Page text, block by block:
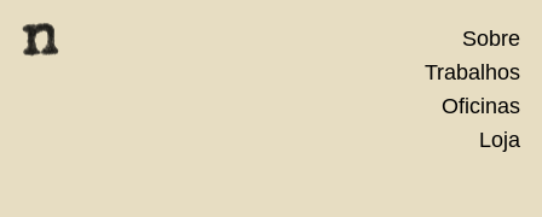
Sobre
Trabalhos
Oficinas
Loja